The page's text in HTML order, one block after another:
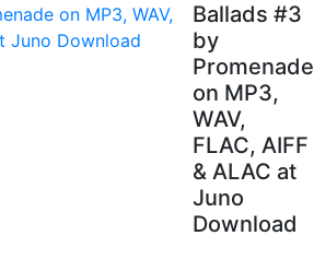
Ballads #3
by
Promenade
on MP3,
WAV,
FLAC, AIFF
& ALAC at
Juno
Download